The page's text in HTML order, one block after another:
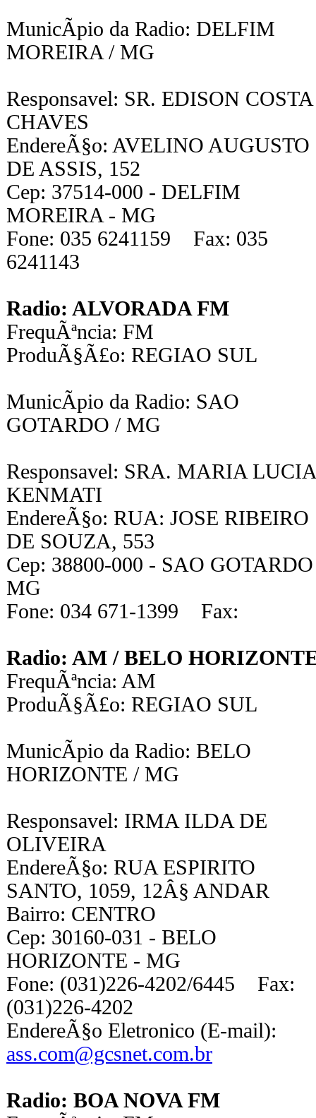
MunicÃ­pio da Radio: DELFIM
MOREIRA / MG
Responsavel: SR. EDISON COSTA
CHAVES
EndereÃ§o: AVELINO AUGUSTO
DE ASSIS, 152
Cep: 37514-000 - DELFIM
MOREIRA - MG
Fone: 035 6241159 Fax: 035
6241143
Radio: ALVORADA FM
FrequÃªncia: FM
ProduÃ§Ã£o: REGIAO SUL
MunicÃ­pio da Radio: SAO
GOTARDO / MG
Responsavel: SRA. MARIA LUCIA
KENMATI
EndereÃ§o: RUA: JOSE RIBEIRO
DE SOUZA, 553
Cep: 38800-000 - SAO
MG
Fone: 034 671-1399 Fax:
Radio: AM / BELO
FrequÃªncia: AM
ProduÃ§Ã£o: REGIAO SUL
MunicÃ­pio da Radio: BELO
HORIZONTE / MG
Responsavel: IRMA ILDA DE
OLIVEIRA
EndereÃ§o: RUA ESPIRITO
SANTO, 1059, 12Â§ ANDAR
Bairro: CENTRO
Cep: 30160-031 - BELO
HORIZONTE - MG
Fone: (031)226-4202/6445 Fax:
(031)226-4202
EndereÃ§o Eletronico (E-mail):
ass.com@gcsnet.com.br
Radio: BOA NOVA FM